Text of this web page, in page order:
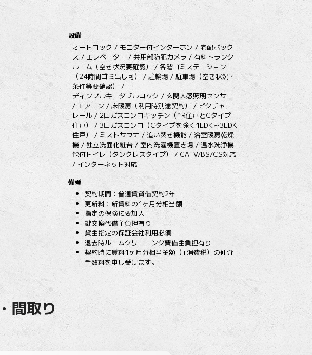
設備
オートロック / モニター付インターホン / 宅配ボック
ス / エレベーター / 共用部防犯カメラ / 有料トランク
ルーム（空き状況要確認） / 各階ゴミステーション
（24時間ゴミ出し可） / 駐輪場 / 駐車場（空き状況・
条件等要確認） /
ディンプルキーダブルロック / 玄関人感照明センサー
/ エアコン / 床暖房（利用時別途契約） / ピクチャー
レール / 2口ガスコンロキッチン（1R住戸とCタイプ
住戸） / 3口ガスコンロ（Cタイプを除く1LDK～3LDK
住戸） / ミストサウナ / 追い焚き機能 / 浴室暖房乾燥
機 / 独立洗面化粧台 / 室内洗濯機置き場 / 温水洗浄機
能付トイレ（タンクレスタイプ） / CATV/BS/CS対応
/ インターネット対応
備考
契約期間：普通賃貸借契約2年
更新料：新賃料の1ヶ月分相当額
指定の保険に要加入
鍵交換代借主負担有り
貸主指定の保証会社利用必須
退去時ルームクリーニング費借主負担有り
契約時に賃料1ヶ月分相当金額（+消費税）の仲介
手数料を申し受けます。
間取り